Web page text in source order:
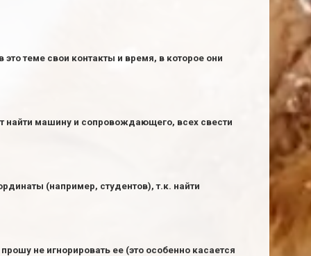
теме свои контакты и время, в которое они
найти машину и сопровождающего, всех свести
(например, студентов), т.к. найти
не игнорировать ее (это особенно касается